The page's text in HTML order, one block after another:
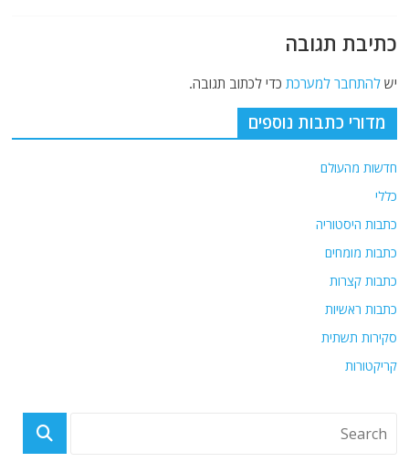
כתיבת תגובה
ישלהתחבר למערכת כדי לכתוב תגובה.
מדורי כתבות נוספים
חדשות מהעולם
כללי
כתבות היסטוריה
כתבות מומחים
כתבות קצרות
כתבות ראשיות
סקירות תשתית
קריקטורות